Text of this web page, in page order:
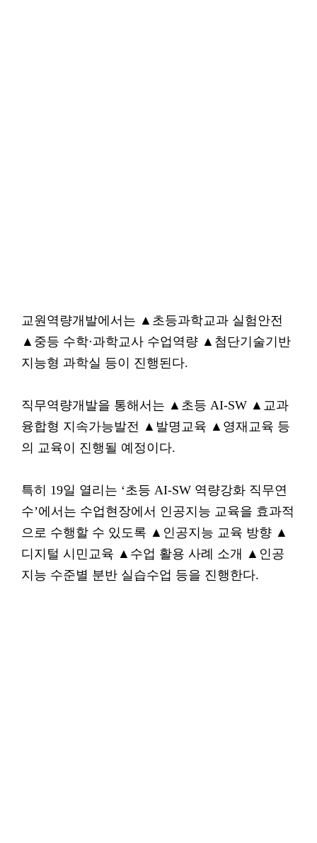
교원역량개발에서는 ▲초등과학교과 실험안전
▲중등 수학·과학교사 수업역량 ▲첨단기술기반
지능형 과학실 등이 진행된다.
직무역량개발을 통해서는 ▲초등 AI-SW ▲교과
융합형 지속가능발전 ▲발명교육 ▲영재교육 등
의 교육이 진행될 예정이다.
특히 19일 열리는 ‘초등 AI-SW 역량강화 직무연
수’에서는 수업현장에서 인공지능 교육을 효과적
으로 수행할 수 있도록 ▲인공지능 교육 방향 ▲
디지털 시민교육 ▲수업 활용 사례 소개 ▲인공
지능 수준별 분반 실습수업 등을 진행한다.